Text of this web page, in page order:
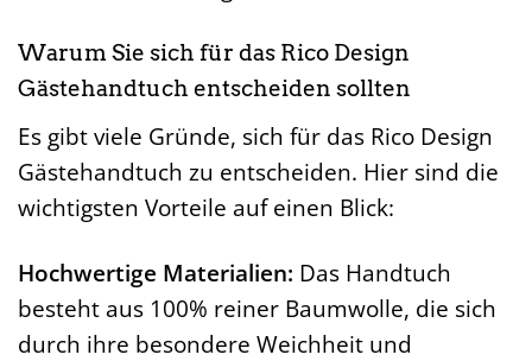
Warum Sie sich für das Rico Design
Gästehandtuch entscheiden sollten
Es gibt viele Gründe, sich für das Rico Design
Gästehandtuch zu entscheiden. Hier sind die
wichtigsten Vorteile auf einen Blick:
Hochwertige Materialien: Das Handtuch
besteht aus 100% reiner Baumwolle, die sich
durch ihre besondere Weichheit und